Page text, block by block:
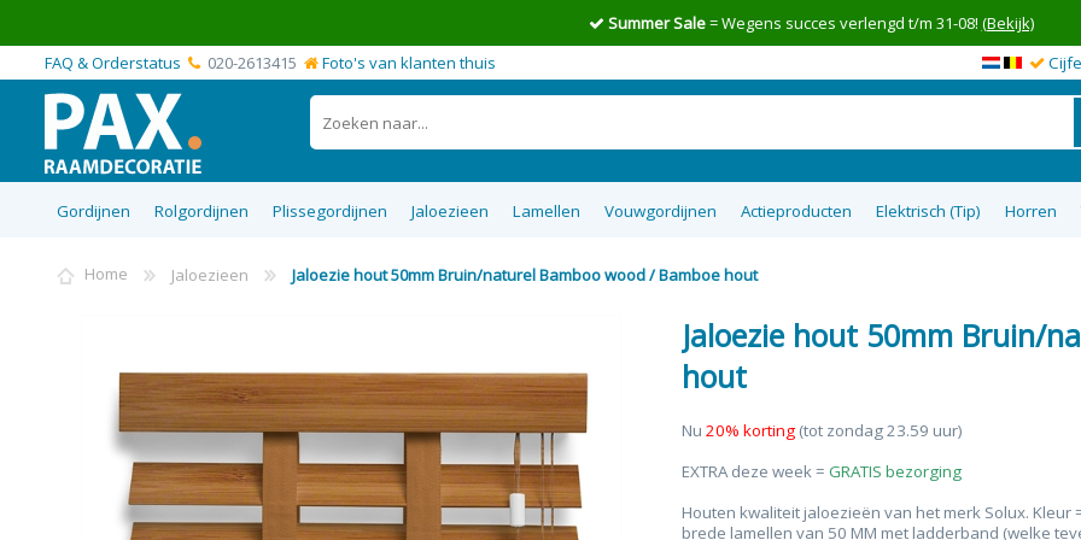
Summer Sale= Wegens succes verlengd t/m 31-08! (Bekijk)
FAQ & Orderstatus
020-2613415 Foto's van klanten thuis
Gordijnen Rolgordijnen Plissegordijnen Jaloezieen Lamellen Vouwgordijnen Actieproducten Elektrisch (Tip) Horren
op maat
Home Jaloezieen Jaloezie hout 50mm Bruin/naturel Bamboo wood / Bamboe hout
Jaloezie hout 50mm Bruin/
hout
Nu 20% korting(tot zondag 23.59 uur)
EXTRA deze week = GRATIS bezorging
Houten kwaliteit jaloezieën van het merk Solux.
brede lamellen van 50 MM met ladderband (welke